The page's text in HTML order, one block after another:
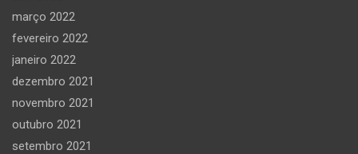
março 2022
fevereiro 2022
janeiro 2022
dezembro 2021
novembro 2021
outubro 2021
setembro 2021